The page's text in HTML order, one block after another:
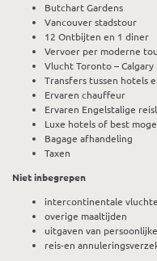
Butchart Gardens
Vancouver stadstour
12 Ontbijten en 1 diner
Vervoer per moderne
Vlucht Toronto –
Transfers tussen hotels
Ervaren chauffeur
Ervaren Engelstalige
Luxe hotels of best
Bagage afhandeling
Taxen
Niet inbegrepen
intercontinentale
overige maaltijden
uitgaven van
reis-en